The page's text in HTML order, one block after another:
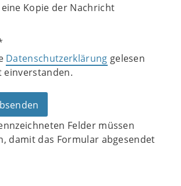
Kopie der Nachricht
Datenschutzerklärung gelesen
einverstanden.
Felder müssen
damit das Formular abgesendet